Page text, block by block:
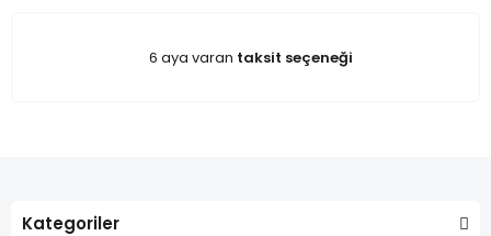
6 aya varan taksit seçeneği
Kategoriler